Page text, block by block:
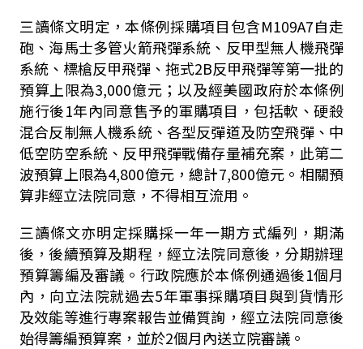
三讀條文明定，本條例採購項目包含M109A7自走
砲、海馬士多管火箭飛彈系統、反甲型無人機飛彈
系統、標槍反甲飛彈、拖式2B反甲飛彈等第一批的
預算上限為3,000億元；以及經美國政府於本條例
施行後1年內同意售予的軍購項目，包括軟、硬殺
混合反制無人機系統、各型反彈道及防空飛彈、中
低空防空系統、反甲飛彈戰備存量補充案，此第二
波預算上限為4,800億元，總計7,800億元。 相關預
算非經立法院同意，不得相互流用。
三讀條文亦明定採購採一年一期方式編列，期滿
後，後續預算及期程，經立法院同意後，分期辦理
預算籌編及審議。行政院應於本條例通過後1個月
內，向立法院就過去5年軍事採購項目與到貨情形
及效能等進行專案報告並備質詢，經立法院同意後
始得籌編預算案， 並於2個月內送立院審議。